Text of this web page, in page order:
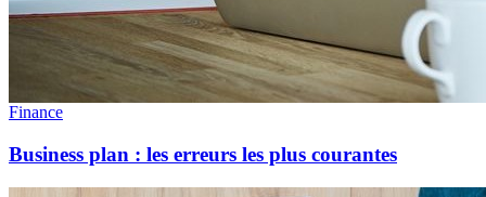
Finance
Business plan : les erreurs les plus courantes